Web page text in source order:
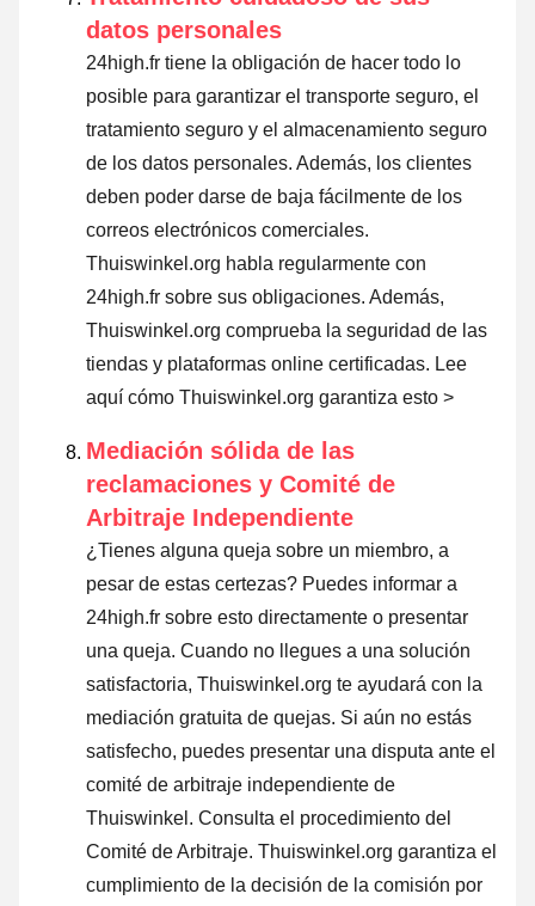
datos personales
24high.fr tiene la obligación de hacer todo lo
posible para garantizar el transporte seguro, el
tratamiento seguro y el almacenamiento seguro
de los datos personales. Además, los clientes
deben poder darse de baja fácilmente de los
correos electrónicos comerciales.
Thuiswinkel.org habla regularmente con
24high.fr sobre sus obligaciones. Además,
Thuiswinkel.org comprueba la seguridad de las
tiendas y plataformas online certificadas. Lee
aquí cómo Thuiswinkel.org garantiza esto >
Mediación sólida de las
reclamaciones y Comité de
Arbitraje Independiente
¿Tienes alguna queja sobre un miembro, a
pesar de estas certezas? Puedes informar a
24high.fr sobre esto directamente o presentar
una queja. Cuando no llegues a una solución
satisfactoria, Thuiswinkel.org te ayudará con la
mediación gratuita de quejas. Si aún no estás
satisfecho, puedes presentar una disputa ante el
comité de arbitraje independiente de
Thuiswinkel. Consulta el procedimiento del
Comité de Arbitraje. Thuiswinkel.org garantiza el
cumplimiento de la decisión de la comisión por